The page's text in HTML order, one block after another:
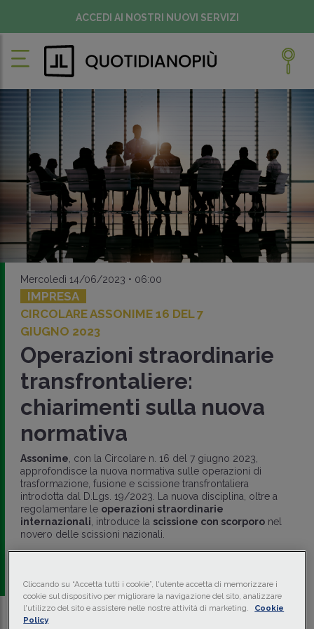
ACCEDI AI NOSTRI NUOVI SERVIZI
Mercoledì 14/06/2023 • 06:00
IMPRESA
CIRCOLARE ASSONIME 16 DEL 7
GIUGNO 2023
Operazioni straordinarie
transfrontaliere:
chiarimenti sulla nuova
normativa
Assonime , con la Circolare n. 16 del 7 giugno 2023,
approfondisce la nuova normativa sulle operazioni di
trasformazione, fusione e scissione transfrontaliera
introdotta dal D.Lgs. 19/2023. La nuova disciplina, oltre a
regolamentare le operazioni straordinarie
internazionali , introduce la scissione con scorporonel
novero delle scissioni nazionali.
Traduci con IA
Cliccando su “Accetta tutti i cookie”, l'utente accetta di memorizzare i
cookie sul dispositivo per migliorare la navigazione del sito, analizzare
l'utilizzo del sito e assistere nelle nostre attività di marketing.
Cookie
Policy